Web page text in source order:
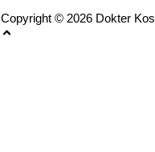
Copyright © 2026 Dokter Kos